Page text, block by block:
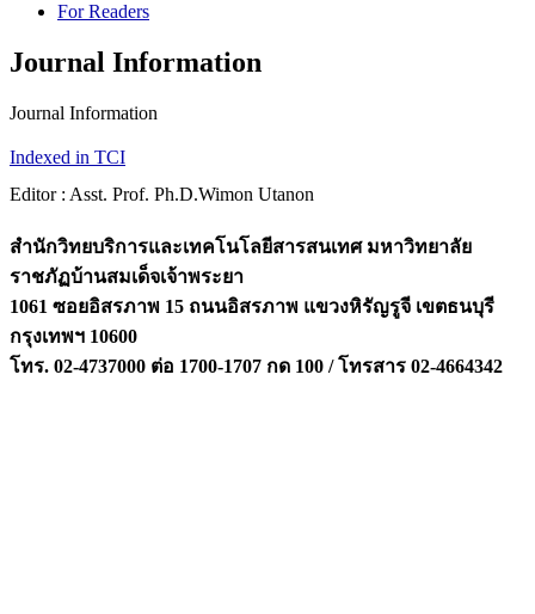
For Readers
Journal Information
Journal Information
Indexed in TCI
Editor : Asst. Prof. Ph.D.Wimon Utanon
สำนักวิทยบริการและเทคโนโลยีสารสนเทศ มหาวิทยาลัย
ราชภัฏบ้านสมเด็จเจ้าพระยา
1061 ซอยอิสรภาพ 15 ถนนอิสรภาพ แขวงหิรัญรูจี เขตธนบุรี
กรุงเทพฯ 10600
โทร. 02-4737000 ต่อ 1700-1707 กด 100 / โทรสาร 02-4664342